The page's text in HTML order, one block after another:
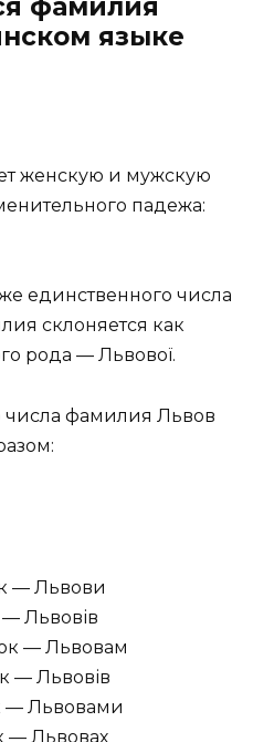
фамилия
языке
женскую и мужскую
падежа:
единственного числа
склоняется как
рода — Львової.
числа фамилия Львов
— Львови
Львовів
— Львовам
— Львовів
— Львовами
— Львовах